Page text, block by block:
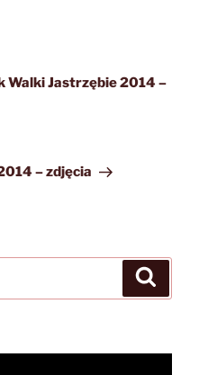
Walki Jastrzębie 2014 –
– zdjęcia